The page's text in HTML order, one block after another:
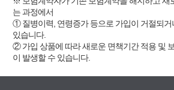
는 과정에서
① 질병이력, 연령증가 등으로 가입이 거절되거
있습니다.
② 가입 상품에 따라 새로운 면책기간 적용 및
이 발생할 수 있습니다.